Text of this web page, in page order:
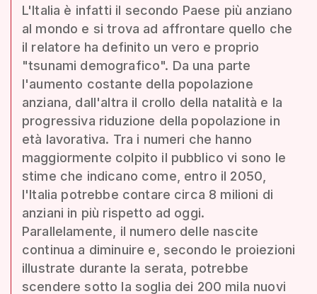
L'Italia è infatti il secondo Paese più anziano
al mondo e si trova ad affrontare quello che
il relatore ha definito un vero e proprio
"tsunami demografico". Da una parte
l'aumento costante della popolazione
anziana, dall'altra il crollo della natalità e la
progressiva riduzione della popolazione in
età lavorativa. Tra i numeri che hanno
maggiormente colpito il pubblico vi sono le
stime che indicano come, entro il 2050,
l'Italia potrebbe contare circa 8 milioni di
anziani in più rispetto ad oggi.
Parallelamente, il numero delle nascite
continua a diminuire e, secondo le proiezioni
illustrate durante la serata, potrebbe
scendere sotto la soglia dei 200 mila nuovi